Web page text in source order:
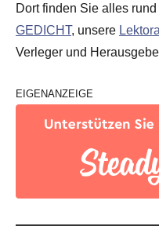
Dort finden Sie alles
GEDICHT, unsere
Verleger und
EIGENANZEIGE